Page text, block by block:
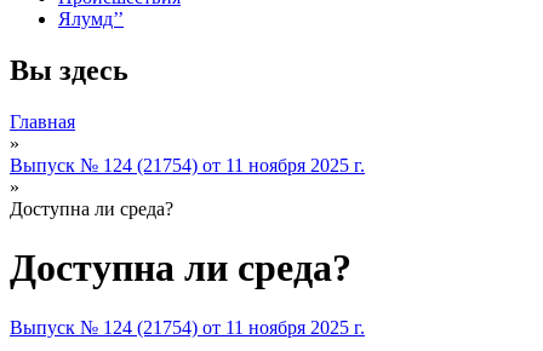
Ялумд’’
Вы здесь
Главная
»
Выпуск № 124 (21754) от 11 ноября 2025 г.
»
Доступна ли среда?
Доступна ли среда?
Выпуск № 124 (21754) от 11 ноября 2025 г.